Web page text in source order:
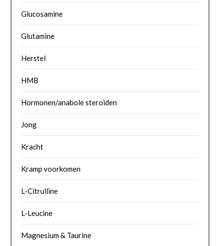
Glucosamine
Glutamine
Herstel
HMB
Hormonen/anabole steroïden
Jong
Kracht
Kramp voorkomen
L-Citrulline
L-Leucine
Magnesium & Taurine